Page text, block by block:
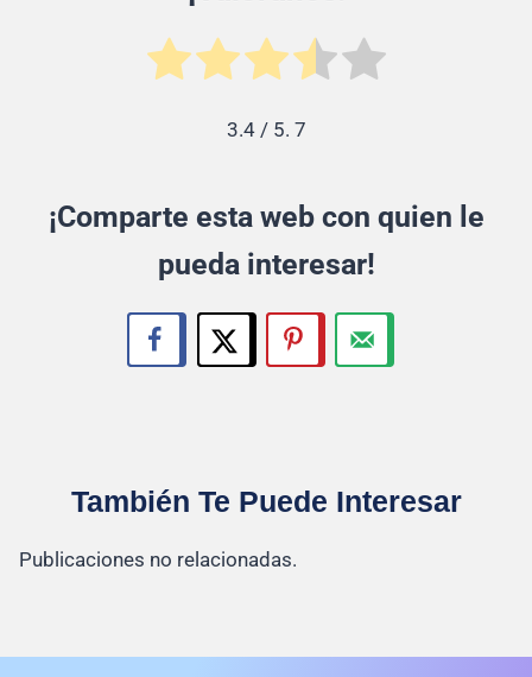
3.4/ 5. 7
¡Comparte esta web con quien le
pueda interesar!
También Te Puede Interesar
Publicaciones no relacionadas.